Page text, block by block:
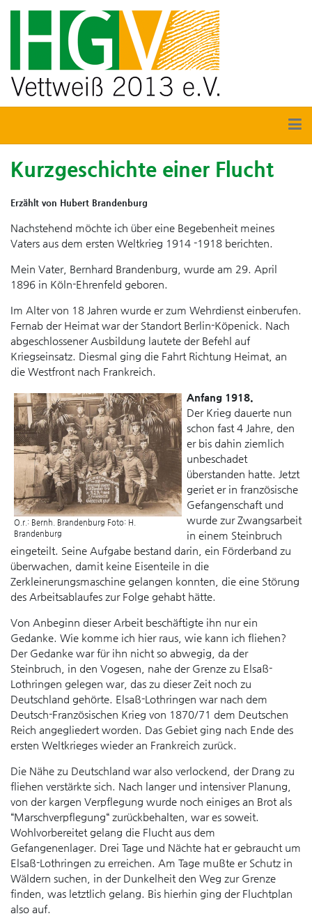
Kurzgeschichte einer Flucht
Erzählt von Hubert Brandenburg
Nachstehend möchte ich über eine Begebenheit meines
Vaters aus dem ersten Weltkrieg 1914 -1918 berichten.
Mein Vater, Bernhard Brandenburg, wurde am 29. April
1896 in Köln-Ehrenfeld geboren.
Im Alter von 18 Jahren wurde er zum Wehrdienst einberufen.
Fernab der Heimat war der Standort Berlin-Köpenick. Nach
abgeschlossener Ausbildung lautete der Befehl auf
Kriegseinsatz. Diesmal ging die Fahrt Richtung Heimat, an
die Westfront nach Frankreich.
O.r.: Bernh. Brandenburg Foto: H.
Brandenburg
Anfang 1918.
Der Krieg dauerte nun
schon fast 4 Jahre, den
er bis dahin ziemlich
unbeschadet
überstanden hatte. Jetzt
geriet er in französische
Gefangenschaft und
wurde zur Zwangsarbeit
in einem Steinbruch
eingeteilt. Seine Aufgabe bestand darin, ein Förderband zu
überwachen, damit keine Eisenteile in die
Zerkleinerungsmaschine gelangen konnten, die eine Störung
des Arbeitsablaufes zur Folge gehabt hätte.
Von Anbeginn dieser Arbeit beschäftigte ihn nur ein
Gedanke. Wie komme ich hier raus, wie kann ich fliehen?
Der Gedanke war für ihn nicht so abwegig, da der
Steinbruch, in den Vogesen, nahe der Grenze zu Elsaß-
Lothringen gelegen war, das zu dieser Zeit noch zu
Deutschland gehörte. Elsaß-Lothringen war nach dem
Deutsch-Französischen Krieg von 1870/71 dem Deutschen
Reich angegliedert worden. Das Gebiet ging nach Ende des
ersten Weltkrieges wieder an Frankreich zurück.
Die Nähe zu Deutschland war also verlockend, der Drang zu
fliehen verstärkte sich. Nach langer und intensiver Planung,
von der kargen Verpflegung wurde noch einiges an Brot als
“Marschverpflegung“ zurückbehalten, war es soweit.
Wohlvorbereitet gelang die Flucht aus dem
Gefangenenlager. Drei Tage und Nächte hat er gebraucht um
Elsaß-Lothringen zu erreichen. Am Tage mußte er Schutz in
Wäldern suchen, in der Dunkelheit den Weg zur Grenze
finden, was letztlich gelang. Bis hierhin ging der Fluchtplan
also auf.